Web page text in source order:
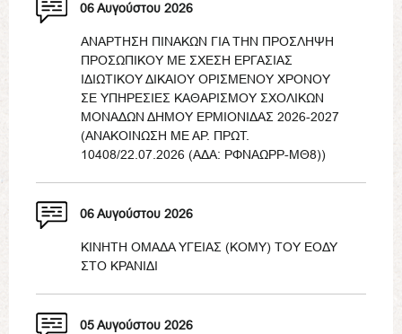
06 Αυγούστου 2026
ΑΝΑΡΤΗΣΗ ΠΙΝΑΚΩΝ ΓΙΑ ΤΗΝ ΠΡΟΣΛΗΨΗ
ΠΡΟΣΩΠΙΚΟΥ ΜΕ ΣΧΕΣΗ ΕΡΓΑΣΙΑΣ
ΙΔΙΩΤΙΚΟΥ ΔΙΚΑΙΟΥ ΟΡΙΣΜΕΝΟΥ ΧΡΟΝΟΥ
ΣΕ ΥΠΗΡΕΣΙΕΣ ΚΑΘΑΡΙΣΜΟΥ ΣΧΟΛΙΚΩΝ
ΜΟΝΑΔΩΝ ΔΗΜΟΥ ΕΡΜΙΟΝΙΔΑΣ 2026-2027
(ΑΝΑΚΟΙΝΩΣΗ ΜΕ ΑΡ. ΠΡΩΤ.
10408/22.07.2026 (ΑΔΑ: ΡΦΝΑΩΡΡ-ΜΘ8))
06 Αυγούστου 2026
ΚΙΝΗΤΗ ΟΜΑΔΑ ΥΓΕΙΑΣ (ΚΟΜΥ) ΤΟΥ ΕΟΔΥ
ΣΤΟ ΚΡΑΝΙΔΙ
05 Αυγούστου 2026